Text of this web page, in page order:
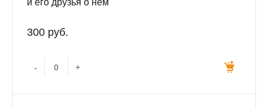
и его друзья о нём
300 руб.
- +